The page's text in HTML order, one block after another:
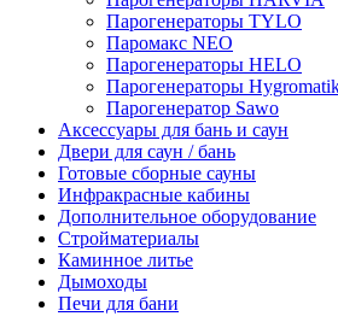
Парогенераторы TYLO
Паромакс NEO
Парогенераторы HELO
Парогенераторы
Парогенератор Sawo
Аксессуары для бань и саун
Двери для саун / бань
Готовые сборные сауны
Инфракрасные кабины
Дополнительное оборудование
Стройматериалы
Каминное литье
Дымоходы
Печи для бани